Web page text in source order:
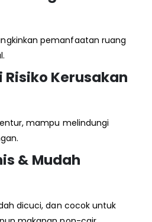
pemanfaatan ruang
Kerusakan
mampu melindungi
& Mudah
dicuci, dan cocok untuk